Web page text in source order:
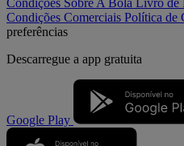
Condições Sobre A Bola Livro de
Condições Comerciais Política de
preferências
Descarregue a app gratuita
Google Play